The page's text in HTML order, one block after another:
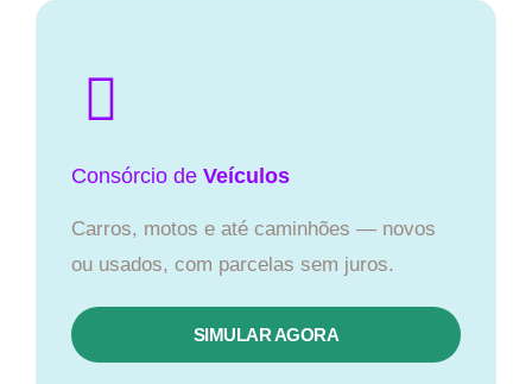
Consórcio de Veículos
Carros, motos e até caminhões — novos
ou usados, com parcelas sem juros.
SIMULAR AGORA